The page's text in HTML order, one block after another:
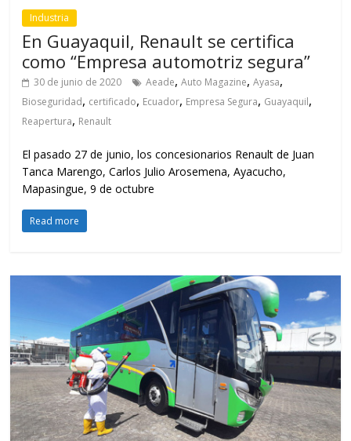
Industria
En Guayaquil, Renault se certifica
como “Empresa automotriz segura”
30 de junio de 2020 Aeade,Auto Magazine,Ayasa,
Bioseguridad, certificado, Ecuador, Empresa Segura, Guayaquil,
Reapertura, Renault
El pasado 27 de junio, los concesionarios Renault de Juan
Tanca Marengo, Carlos Julio Arosemena, Ayacucho,
Mapasingue, 9 de octubre
Read more